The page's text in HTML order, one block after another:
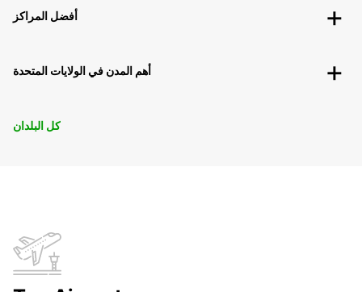
أفضل المراكز
أهم المدن في الولايات المتحدة
كل البلدان